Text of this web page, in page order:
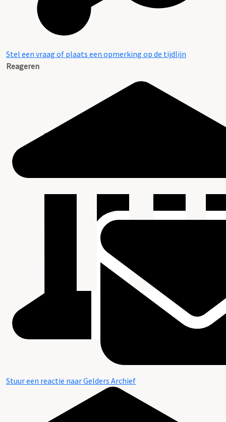
Stel een vraag of plaats een opmerking op de tijdlijn
Reageren
Stuur een reactie naar Gelders Archief